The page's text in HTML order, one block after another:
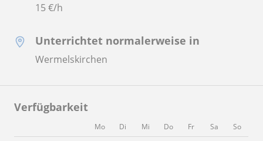
15€/h
Unterrichtet normalerweise in
Wermelskirchen
Verfügbarkeit
Mo Di Mi Do Fr Sa So